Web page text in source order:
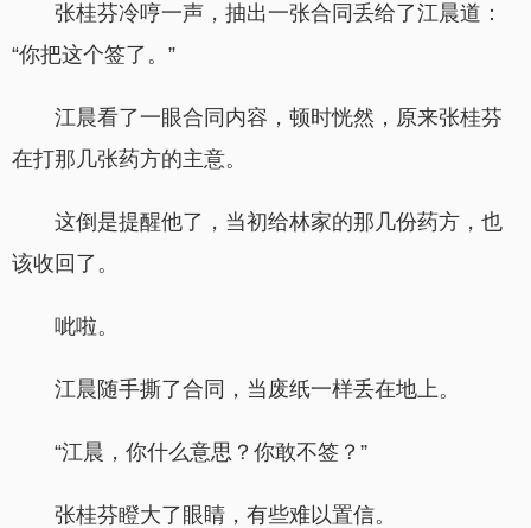
张桂芬冷哼一声，抽出一张合同丢给了江晨道：
“你把这个签了。”
江晨看了一眼合同内容，顿时恍然，原来张桂芬
在打那几张药方的主意。
这倒是提醒他了，当初给林家的那几份药方，也
该收回了。
呲啦。
江晨随手撕了合同，当废纸一样丢在地上。
“江晨，你什么意思？你敢不签？”
张桂芬瞪大了眼睛，有些难以置信。